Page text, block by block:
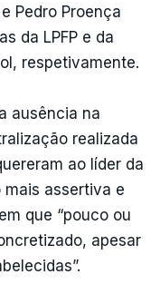
Pedro Proença
da LPFP e da
respetivamente.
ausência na
realizada
ao líder da
mais assertiva e
que “pouco ou
apesar